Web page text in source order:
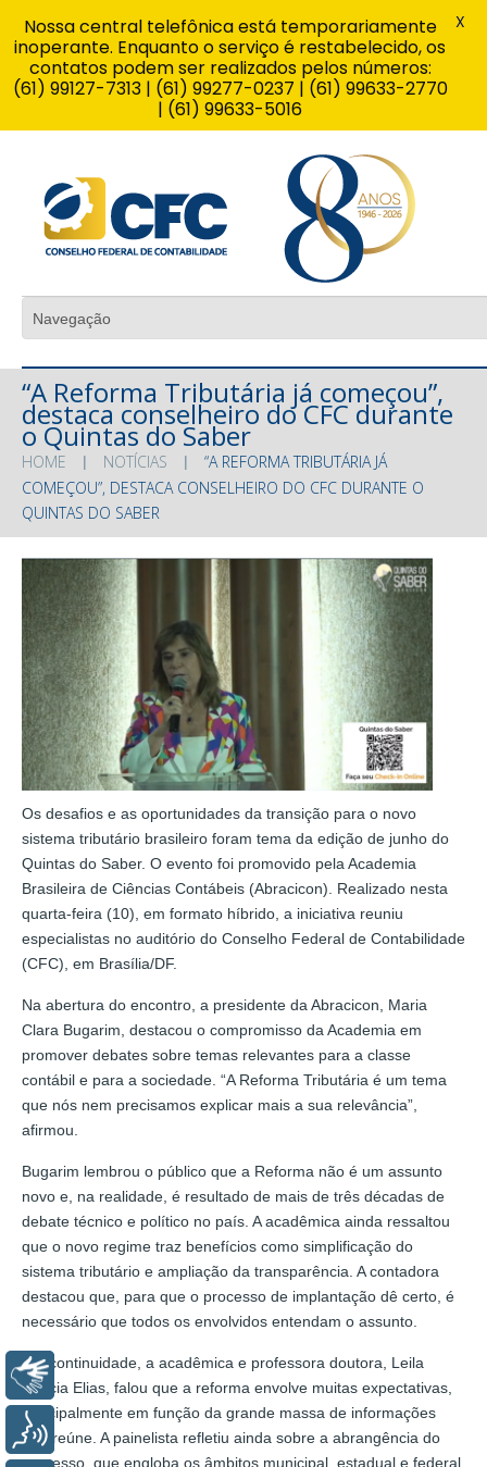
“A Reforma Tributária já começou”,
destaca conselheiro do CFC durante
o Quintas do Saber
HOME NOTÍCIAS
“A REFORMA TRIBUTÁRIA JÁ
COMEÇOU”, DESTACA CONSELHEIRO DO CFC DURANTE O
QUINTAS DO SABER
Os desafios e as oportunidades da transição para o novo
sistema tributário brasileiro foram tema da edição de junho do
Quintas do Saber. O evento foi promovido pela Academia
Brasileira de Ciências Contábeis (Abracicon). Realizado nesta
quarta-feira (10), em formato híbrido, a iniciativa reuniu
especialistas no auditório do Conselho Federal de Contabilidade
(CFC), em Brasília/DF.
Na abertura do encontro, a presidente da Abracicon, Maria
Clara Bugarim, destacou o compromisso da Academia em
promover debates sobre temas relevantes para a classe
contábil e para a sociedade. “A Reforma Tributária é um tema
que nós nem precisamos explicar mais a sua relevância”,
afirmou.
Bugarim lembrou o público que a Reforma não é um assunto
novo e, na realidade, é resultado de mais de três décadas de
debate técnico e político no país. A acadêmica ainda ressaltou
que o novo regime traz benefícios como simplificação do
sistema tributário e ampliação da transparência. A contadora
destacou que, para que o processo de implantação dê certo, é
necessário que todos os envolvidos entendam o assunto.
Em continuidade, a acadêmica e professora doutora, Leila
Márcia Elias, falou que a reforma envolve muitas expectativas,
principalmente em função da grande massa de informações
que reúne. A painelista refletiu ainda sobre a abrangência do
processo, que engloba os âmbitos municipal, estadual e federal
Nossa central telefônica está temporariamente
inoperante. Enquanto o serviço é restabelecido, os
contatos podem ser realizados pelos números:
(61) 99127-7313 | (61) 99277-0237 | (61) 99633-2770
| (61) 99633-5016
X
Voz